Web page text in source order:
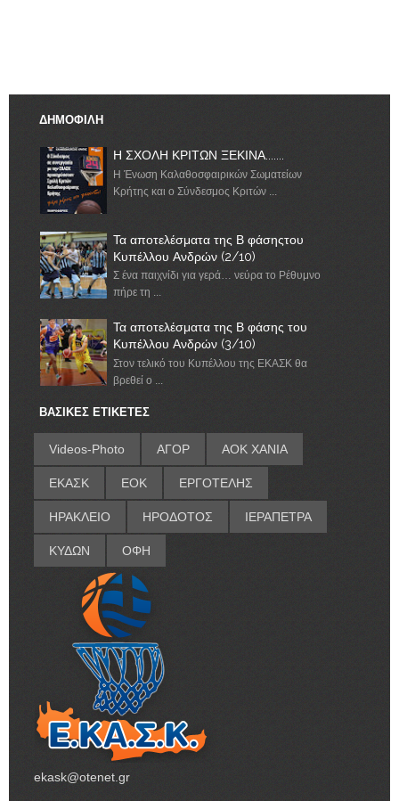
ΔΗΜΟΦΙΛΗ
Η ΣΧΟΛΗ ΚΡΙΤΩΝ ΞΕΚΙΝΑ.......
Η Ένωση Καλαθοσφαιρικών Σωματείων
Κρήτης και ο Σύνδεσμος Κριτών ...
Τα αποτελέσματα της Β φάσηςτου
Κυπέλλου Ανδρών (2/10)
Σ ένα παιχνίδι για γερά… νεύρα το Ρέθυμνο
πήρε τη ...
Τα αποτελέσματα της Β φάσης του
Κυπέλλου Ανδρών (3/10)
Στον τελικό του Κυπέλλου της ΕΚΑΣΚ θα
βρεθεί ο ...
ΒΑΣΙΚΕΣ ΕΤΙΚΕΤΕΣ
Videos-Photo ΑΓΟΡ ΑΟΚ ΧΑΝΙΑ
ΕΚΑΣΚ ΕΟΚ ΕΡΓΟΤΕΛΗΣ
ΗΡΑΚΛΕΙΟ ΗΡΟΔΟΤΟΣ ΙΕΡΑΠΕΤΡΑ
ΚΥΔΩΝ ΟΦΗ
ekask@otenet.gr